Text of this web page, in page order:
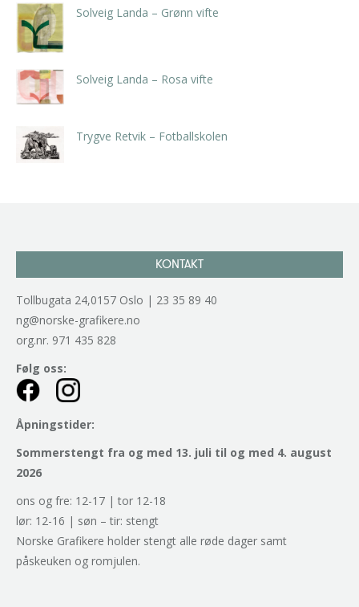
Solveig Landa – Grønn vifte
Solveig Landa – Rosa vifte
Trygve Retvik – Fotballskolen
KONTAKT
Tollbugata 24,0157 Oslo | 23 35 89 40
ng@norske-grafikere.no
org.nr. 971 435 828
Følg oss:
Åpningstider:
Sommerstengt fra og med 13. juli til og med 4. august
2026
ons og fre: 12-17 | tor 12-18
lør: 12-16 | søn – tir: stengt
Norske Grafikere holder stengt alle røde dager samt
påskeuken og romjulen.